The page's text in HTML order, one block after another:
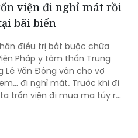
viện đi nghỉ mát rồi
bãi biển
điều trị bắt buộc chữa
Pháp y tâm thần Trung
Lê Văn Đông vẫn cho vợ
đi nghỉ mát. Trước khi đi
trốn viện đi mua ma túy rồi